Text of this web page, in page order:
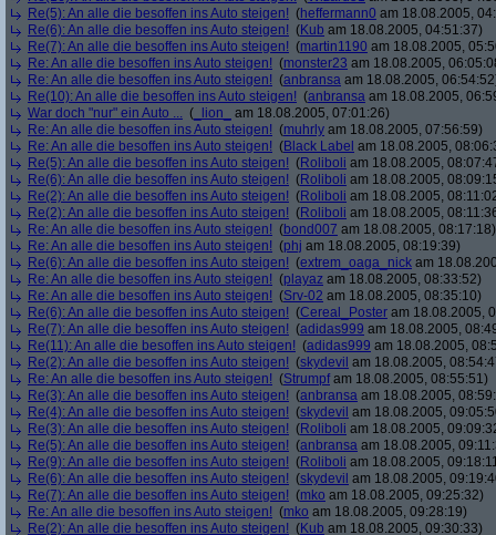
Re(5): An alle die besoffen ins Auto steigen! (heffermann0 am 18.08.2005,
Re(6): An alle die besoffen ins Auto steigen! (Kub am 18.08.2005, 04:51:37)
Re(7): An alle die besoffen ins Auto steigen! (martin1190 am 18.08.2005,
Re: An alle die besoffen ins Auto steigen! (monster23 am 18.08.2005,
Re: An alle die besoffen ins Auto steigen! (anbransa am 18.08.2005,
Re(10): An alle die besoffen ins Auto steigen! (anbransa am 18.08.2005,
War doch "nur" ein Auto ... ( _lion_
am 18.08.2005, 07:01:26)
Re: An alle die besoffen ins Auto steigen! (muhrly am 18.08.2005, 07:56:59)
Re: An alle die besoffen ins Auto steigen! (Black Label am 18.08.2005,
Re(5): An alle die besoffen ins Auto steigen! (Roliboli am 18.08.2005,
Re(6): An alle die besoffen ins Auto steigen! (Roliboli am 18.08.2005,
Re(2): An alle die besoffen ins Auto steigen! (Roliboli am 18.08.2005,
Re(2): An alle die besoffen ins Auto steigen! (Roliboli am 18.08.2005,
Re: An alle die besoffen ins Auto steigen! (bond007 am 18.08.2005, 08:17:18)
Re: An alle die besoffen ins Auto steigen! (phj am 18.08.2005, 08:19:39)
Re(6): An alle die besoffen ins Auto steigen! (extrem_oaga_nick am
Re: An alle die besoffen ins Auto steigen! (playaz am 18.08.2005, 08:33:52)
Re: An alle die besoffen ins Auto steigen! (Srv-02 am 18.08.2005, 08:35:10)
Re(6): An alle die besoffen ins Auto steigen! (Cereal_Poster am 18.08.2005,
Re(7): An alle die besoffen ins Auto steigen! (adidas999 am 18.08.2005,
Re(11): An alle die besoffen ins Auto steigen! (adidas999 am 18.08.2005,
Re(2): An alle die besoffen ins Auto steigen! (skydevil am 18.08.2005,
Re: An alle die besoffen ins Auto steigen! (Strumpfam 18.08.2005, 08:55:51)
Re(3): An alle die besoffen ins Auto steigen! (anbransa am 18.08.2005,
Re(4): An alle die besoffen ins Auto steigen! (skydevil am 18.08.2005,
Re(3): An alle die besoffen ins Auto steigen! (Roliboli am 18.08.2005,
Re(5): An alle die besoffen ins Auto steigen! (anbransa am 18.08.2005,
Re(9): An alle die besoffen ins Auto steigen! (Roliboli am 18.08.2005,
Re(6): An alle die besoffen ins Auto steigen! (skydevil am 18.08.2005,
Re(7): An alle die besoffen ins Auto steigen! (mko am 18.08.2005, 09:25:32)
Re: An alle die besoffen ins Auto steigen! (mko am 18.08.2005, 09:28:19)
Re(2): An alle die besoffen ins Auto steigen! (Kub am 18.08.2005, 09:30:33)